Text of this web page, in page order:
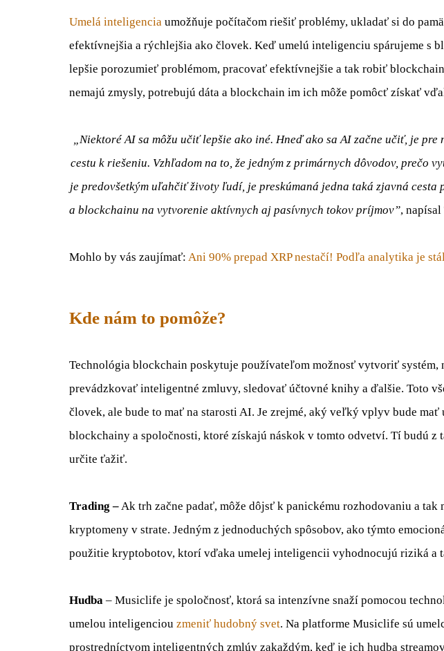
Umelá inteligencia umožňuje počítačom riešiť problémy, ukladať si do
efektívnejšia a rýchlejšia ako človek. Keď umelú inteligenciu spárujeme s
lepšie porozumieť problémom, pracovať efektívnejšie a tak robiť
nemajú zmysly, potrebujú dáta a blockchain im ich môže pomôcť získať
„Niektoré AI sa môžu učiť lepšie ako iné. Hneď ako sa AI začne učiť, je
cestu k riešeniu. Vzhľadom na to, že jedným z primárnych dôvodov, prečo
je predovšetkým uľahčiť životy ľudí, je preskúmaná jedna taká zjavná cesta
a blockchainu na vytvorenie aktívnych aj pasívnych tokov príjmov”,
Mohlo by vás zaujímať: Ani 90% prepad XRP nestačí! Podľa analytika je
Kde nám to pomôže?
Technológia blockchain poskytuje používateľom možnosť vytvoriť systém,
prevádzkovať inteligentné zmluvy, sledovať účtovné knihy a ďalšie. Toto
človek, ale bude to mať na starosti AI. Je zrejmé, aký veľký vplyv bude mať
blockchainy a spoločnosti, ktoré získajú náskok v tomto odvetví. Tí budú z
určite ťažiť.
Trading –Ak trh začne padať, môže dôjsť k panickému rozhodovaniu a tak
kryptomeny v strate. Jedným z jednoduchých spôsobov, ako týmto
použitie kryptobotov, ktorí vďaka umelej inteligencii vyhodnocujú riziká a
Hudba – Musiclife je spoločnosť, ktorá sa intenzívne snaží pomocou
umelou inteligenciou zmeniť hudobný svet. Na platforme Musiclife sú
prostredníctvom inteligentných zmlúv zakaždým, keď je ich hudba